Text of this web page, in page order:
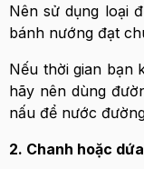
Nên sử dụng loại
bánh nướng đạt
Nếu thời gian bạn
hãy nên dùng
nấu để nước
2. Chanh hoặc dứa